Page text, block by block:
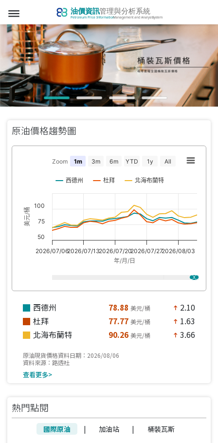
dehaze
原油價格趨勢圖
年/月/日
美元/桶
Zoom 1m 3m 6m YTD 1y All
西德州 杜拜 北海布蘭特
2026/07/062026/07/132026/07/202026/07/272026/08/03
50
75
100
西德州 78.88 美元/桶 north
2.10
杜拜
77.77 美元/桶 north
1.63
北海布蘭特
90.26 美元/桶 north 3.66
原油現貨價格資料日期：2026/08/06
資料來源：路透社
查看更多>
熱門點閱
國際原油 | 加油站 | 桶裝瓦斯